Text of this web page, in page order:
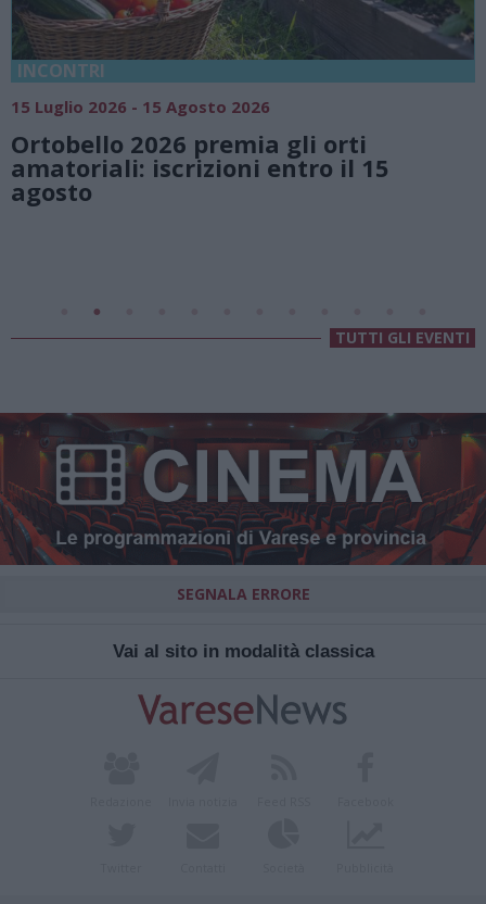
INCONTRI
15 Luglio 2026 - 15 Agosto 2026
Ortobello 2026 premia gli orti
amatoriali: iscrizioni entro il 15
agosto
TUTTI GLI EVENTI
SEGNALA ERRORE
Vai al sito in modalità classica